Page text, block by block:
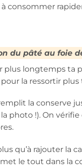
à consommer
du pâté au foie
plus longtemps ta
la ressortir plus
la conserve
photo !). On
qu’à rajouter la
le tout dans la